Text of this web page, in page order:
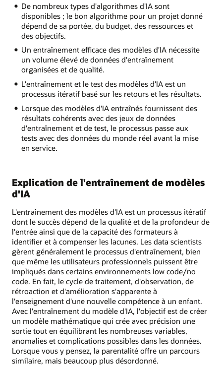
De nombreux types d'algorithmes d'IA sont
disponibles ; le bon algorithme pour un projet donné
dépend de sa portée, du budget, des ressources et
des objectifs.
Un entraînement efficace des modèles d'IA nécessite
un volume élevé de données d'entraînement
organisées et de qualité.
L'entraînement et le test des modèles d'IA est un
processus itératif basé sur les retours et les résultats.
Lorsque des modèles d'IA entraînés fournissent des
résultats cohérents avec des jeux de données
d'entraînement et de test, le processus passe aux
tests avec des données du monde réel avant la mise
en service.
Explication de l'entraînement de modèles
d'IA
L'entraînement des modèles d'IA est un processus itératif
dont le succès dépend de la qualité et de la profondeur de
l'entrée ainsi que de la capacité des formateurs à
identifier et à compenser les lacunes. Les data scientists
gèrent généralement le processus d'entraînement, bien
que même les utilisateurs professionnels puissent être
impliqués dans certains environnements low code/no
code. En fait, le cycle de traitement, d'observation, de
rétroaction et d'amélioration s'apparente à
l'enseignement d'une nouvelle compétence à un enfant.
Avec l'entraînement du modèle d'IA, l'objectif est de créer
un modèle mathématique qui crée avec précision une
sortie tout en équilibrant les nombreuses variables,
anomalies et complications possibles dans les données.
Lorsque vous y pensez, la parentalité offre un parcours
similaire, mais beaucoup plus désordonné.